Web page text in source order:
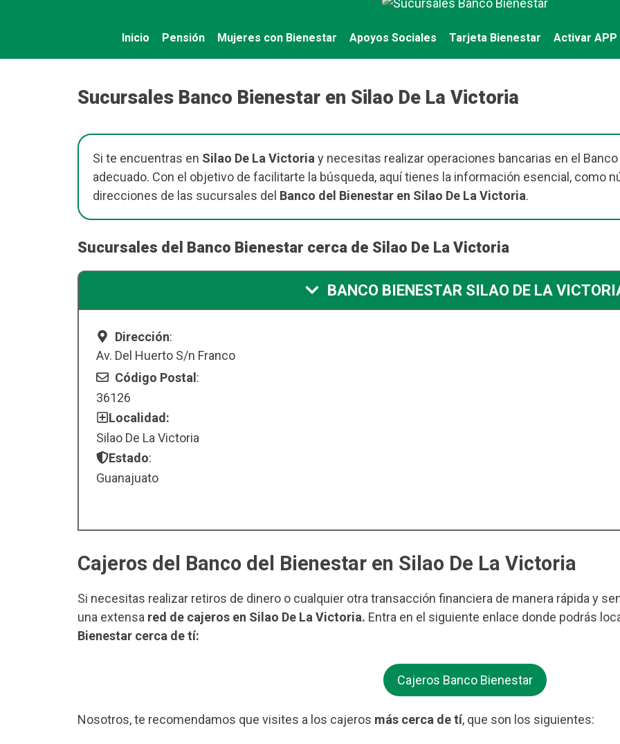
Inicio Pensión Mujeres con Bienestar Apoyos Sociales Tarjeta Bienestar Activar APP
Sucursales Banco Bienestar en Silao De La Victoria
Si te encuentras en Silao De La Victoria y necesitas realizar operaciones bancarias en el
adecuado. Con el objetivo de facilitarte la búsqueda, aquí tienes la información esencial, como
direcciones de las sucursales del Banco del Bienestar en Silao De La Victoria.
Sucursales del Banco Bienestar cerca de Silao De La Victoria
BANCO BIENESTAR SILAO DE LA
Dirección:
Av. Del Huerto S/n Franco
Código Postal:
36126
Localidad:
Silao De La Victoria
Estado:
Guanajuato
Cajeros del Banco del Bienestar en Silao De La Victoria
Si necesitas realizar retiros de dinero o cualquier otra transacción financiera de manera rápida y
una extensa red de cajeros en Silao De La Victoria. Entra en el siguiente enlace donde podrás
Bienestar cerca de tí:
Cajeros Banco Bienestar
Nosotros, te recomendamos que visites a los cajeros más cerca de tí, que son los siguientes: